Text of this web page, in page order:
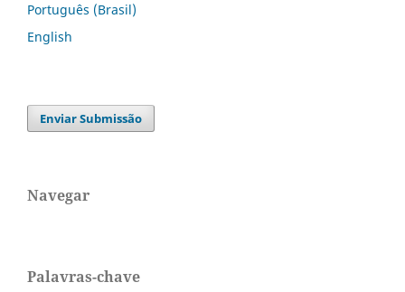
Português (Brasil)
English
Enviar Submissão
Navegar
Palavras-chave